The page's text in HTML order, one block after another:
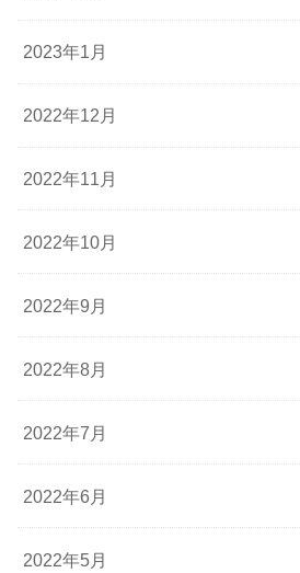
2023年1月
2022年12月
2022年11月
2022年10月
2022年9月
2022年8月
2022年7月
2022年6月
2022年5月